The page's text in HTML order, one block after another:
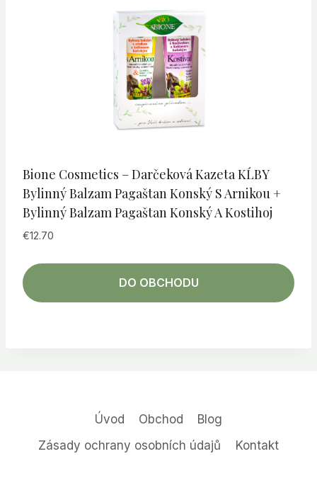
Bione Cosmetics – Darčeková Kazeta KĹBY
Bylinný Balzam Pagaštan Konský S Arnikou +
Bylinný Balzam Pagaštan Konský A Kostihoj
€12.70
DO OBCHODU
Úvod Obchod
Blog
Zásady ochrany osobních údajů
Kontakt